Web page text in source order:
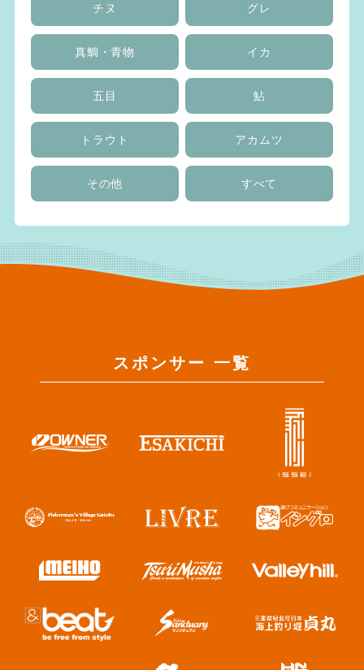
チヌ グレ
真鯛・青物 イカ
五目 鮎
トラウト アカムツ
その他 すべて
スポンサー 一覧